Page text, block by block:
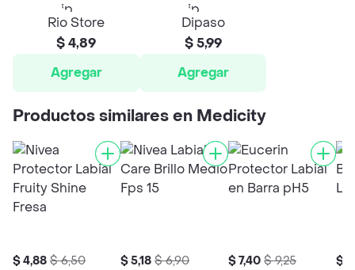
Rio Store
$ 4,89
Agregar
Dipaso
$ 5,99
Agregar
Productos similares en Medicity
$ 4,88 $ 6,50 $ 5,18 $ 6,90 $ 7,40 $ 9,25 $